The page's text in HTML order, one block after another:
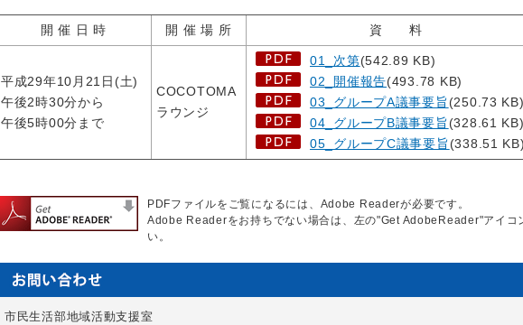
開 催 日 時 開 催 場 所 資 料
平成29年10月21日(土)
午後2時30分から
午後5時00分まで
COCOTOMA
ラウンジ
01_次第(542.89 KB)
02_開催報告(493.78 KB)
03_グループA議事要旨 (250.73 KB)
04_グループB議事要旨 (328.61 KB)
05_グループC議事要旨 (338.51 KB)
PDFファイルをご覧になるには、Adobe Readerが必要です。
Adobe Readerをお持ちでない場合は、左の"Get AdobeReader"アイコ
い。
市民生活部地域活動支援室